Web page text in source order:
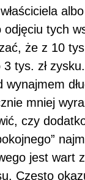
odjęciu tych
że z 10
tys. zł
wynajmem
mniej
czy
jest wart
Często